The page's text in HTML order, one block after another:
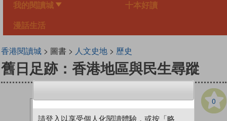
我的閱讀城 十本好讀
漫話生活
香港閱讀城> 圖書 > 人文史地> 歷史
舊日足跡：香港地區與民生尋蹤
0
請登入以享受個人化閱讀體驗，或按「略